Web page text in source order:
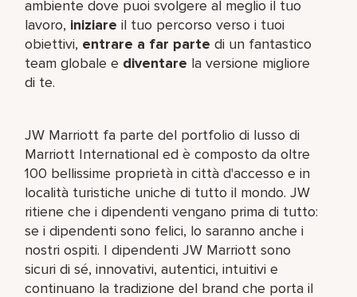
ambiente dove puoi svolgere al meglio il tuo
lavoro,​ iniziare il tuo percorso verso i tuoi
obiettivi, entrare a far parte di un fantastico
team​ globale e diventare la versione migliore
di te.
JW Marriott fa parte del portfolio di lusso di
Marriott International ed è composto da oltre
100 bellissime proprietà in città d'accesso e in
località turistiche uniche di tutto il mondo. JW
ritiene che i dipendenti vengano prima di tutto:
se i dipendenti sono felici, lo saranno anche i
nostri ospiti. I dipendenti JW Marriott sono
sicuri di sé, innovativi, autentici, intuitivi e
continuano la tradizione del brand che porta il